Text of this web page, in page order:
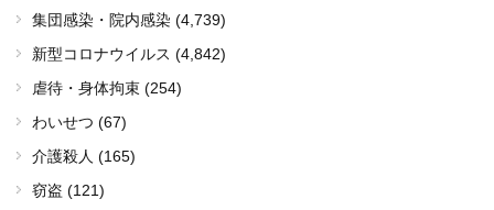
集団感染・院内感染 (4,739)
新型コロナウイルス (4,842)
虐待・身体拘束 (254)
わいせつ (67)
介護殺人 (165)
窃盗 (121)